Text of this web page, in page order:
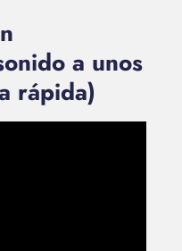
a unos
rápida)